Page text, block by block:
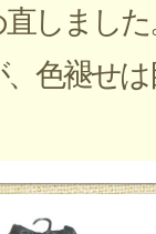
しました
色褪せは